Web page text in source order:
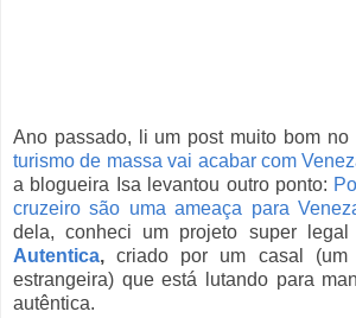
Ano passado, li um post muito bom no
turismo de massa vai acabar com
a blogueira Isa levantou outro ponto:
cruzeiro são uma ameaça para
dela, conheci um projeto super legal
Autentica,criado por um casal (um
estrangeira) que está lutando para
autêntica.